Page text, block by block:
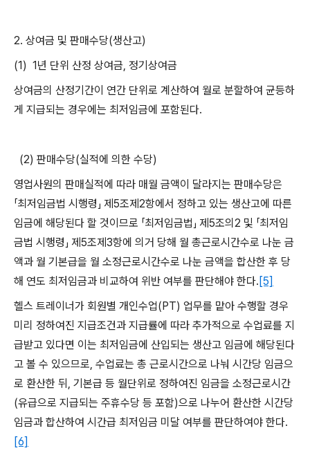
2. 상여금 및 판매수당(생산고)
(1) 1년 단위 산정 상여금, 정기상여금
상여금의 산정기간이 연간 단위로 계산하여 월로 분할하여 균등하
게 지급되는 경우에는 최저임금에 포함된다.
(2) 판매수당(실적에 의한 수당)
영업사원의 판매실적에 따라 매월 금액이 달라지는 판매수당은
「최저임금법 시행령」 제 5조제 2항에서 정하고 있는 생산고에 따른
임금에 해당된다 할 것이므로 「최저임금법」 제 5조의 2 및 「최저임
금법 시행령」 제 5조제 3항에 의거 당해 월 총근로시간수로 나눈 금
액과 월 기본급을 월 소정근로시간수로 나눈 금액을 합산한 후 당
해 연도 최저임금과 비교하여 위반 여부를 판단해야 한다. [5]
헬스 트레이너가 회원별 개인수업(PT) 업무를 맡아 수행할 경우
미리 정하여진 지급조건과 지급률에 따라 추가적으로 수업료를 지
급받고 있다면 이는 최저임금에 산입되는 생산고 임금에 해당된다
고 볼 수 있으므로, 수업료는 총 근로시간으로 나눠 시간당 임금으
로 환산한 뒤 , 기본급 등 월단위로 정하여진 임금을 소정근로시간
(유급으로 지급되는 주휴수당 등 포함)으로 나누어 환산한 시간당
임금과 합산하여 시간급 최저임금 미달 여부를 판단하여야 한다.
[6]